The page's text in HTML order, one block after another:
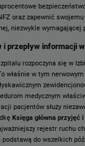
oraz zapewnić
niezwykle wymagającej
i przepływ informacji
rozpoczyna się w
właśnie w tym
medycznym
pacjentów służy
Księga główna
rejestr ruchu
do wszelkich